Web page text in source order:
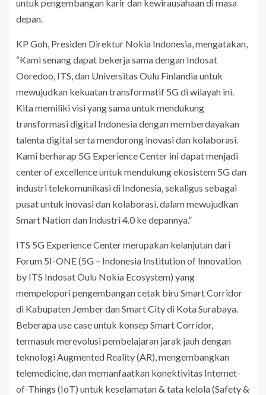
untuk pengembangan karir dan kewirausahaan di masa
depan.
KP Goh, Presiden Direktur Nokia Indonesia, mengatakan,
“Kami senang dapat bekerja sama dengan Indosat
Ooredoo, ITS, dan Universitas Oulu Finlandia untuk
mewujudkan kekuatan transformatif 5G di wilayah ini.
Kita memiliki visi yang sama untuk mendukung
transformasi digital Indonesia dengan memberdayakan
talenta digital serta mendorong inovasi dan kolaborasi.
Kami berharap 5G Experience Center ini dapat menjadi
center of excellence untuk mendukung ekosistem 5G dan
industri telekomunikasi di Indonesia, sekaligus sebagai
pusat untuk inovasi dan kolaborasi, dalam mewujudkan
Smart Nation dan Industri 4.0 ke depannya.”
ITS 5G Experience Center merupakan kelanjutan dari
Forum 5I-ONE (5G – Indonesia Institution of Innovation
by ITS Indosat Oulu Nokia Ecosystem) yang
mempelopori pengembangan cetak biru Smart Corridor
di Kabupaten Jember dan Smart City di Kota Surabaya.
Beberapa use case untuk konsep Smart Corridor,
termasuk merevolusi pembelajaran jarak jauh dengan
teknologi Augmented Reality (AR), mengembangkan
telemedicine, dan memanfaatkan konektivitas Internet-
of-Things (IoT) untuk keselamatan & tata kelola (Safety &